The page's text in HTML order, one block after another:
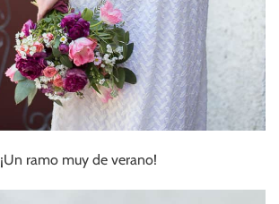
¡Un ramo muy de verano!